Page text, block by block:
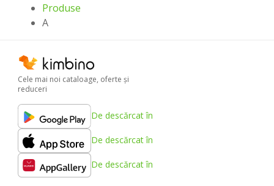
Produse
A
Cele mai noi cataloage, oferte şi
reduceri
De descărcat în
De descărcat în
De descărcat în